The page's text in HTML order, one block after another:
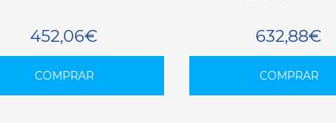
452,06€
COMPRAR
632,88€
COMPRAR